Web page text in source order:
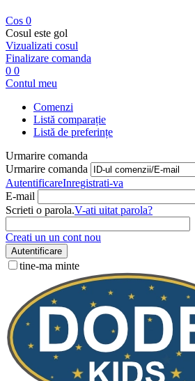
Cos 0
Cosul este gol
Vizualizati cosul
Finalizare comanda
0 0
Contul meu
Comenzi
Listă comparație
Listă de preferințe
Urmarire comanda
Urmarire comanda
AutentificareInregistrati-va
E-mail
Scrieti o parola.V-ati uitat parola?
Creati un un cont nou
Autentificare
tine-ma minte